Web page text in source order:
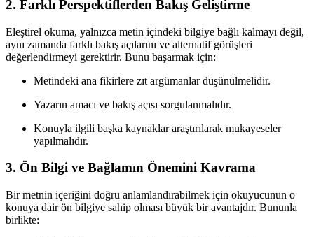
2. Farklı Perspektiflerden Bakış Geliştirme
Eleştirel okuma, yalnızca metin içindeki bilgiye bağlı kalmayı değil,
aynı zamanda farklı bakış açılarını ve alternatif görüşleri
değerlendirmeyi gerektirir. Bunu başarmak için:
Metindeki ana fikirlere zıt argümanlar düşünülmelidir.
Yazarın amacı ve bakış açısı sorgulanmalıdır.
Konuyla ilgili başka kaynaklar araştırılarak mukayeseler
yapılmalıdır.
3. Ön Bilgi ve Bağlamın Önemini Kavrama
Bir metnin içeriğini doğru anlamlandırabilmek için okuyucunun o
konuya dair ön bilgiye sahip olması büyük bir avantajdır. Bununla
birlikte: